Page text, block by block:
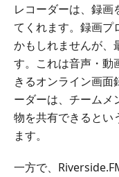
レコーダーは、録画
てくれます。録画プ
かもしれませんが、
す。これは音声・動
きるオンライン画面
ーダーは、チームメ
物を共有できると
ます。
一方で、